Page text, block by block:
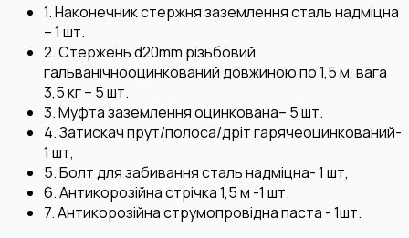
1. Наконечник стержня заземлення сталь надміцна
– 1 шт.
2. Стержень d20mm різьбовий
гальванічнооцинкований довжиною по 1,5 м, вага
3,5 кг – 5 шт.
3. Муфта заземлення оцинкована– 5 шт.
4. Затискач прут/полоса/дріт гарячеоцинкований-
1 шт,
5. Болт для забивання сталь надміцна- 1 шт,
6. Антикорозійна стрічка 1,5 м -1 шт.
7. Антикорозійна струмопровідна паста - 1шт.